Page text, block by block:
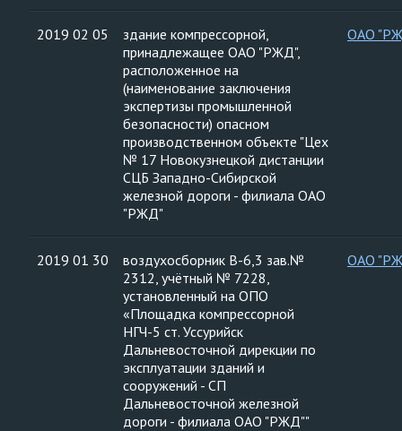
2019 02 05
здание компрессорной,
принадлежащее ОАО "РЖД",
расположенное на
(наименование заключения
экспертизы промышленной
безопасности) опасном
производственном объекте "Цех
№ 17 Новокузнецкой дистанции
СЦБ Западно-Сибирской
железной дороги - филиала ОАО
"РЖД"
ОАО
2019 01 30
воздухосборник В-6,3 зав.№
2312, учётный № 7228,
установленный на ОПО
«Площадка компрессорной
НГЧ-5 ст. Уссурийск
Дальневосточной дирекции по
эксплуатации зданий и
сооружений - СП
Дальневосточной железной
дороги - филиала ОАО "РЖД""
ОАО